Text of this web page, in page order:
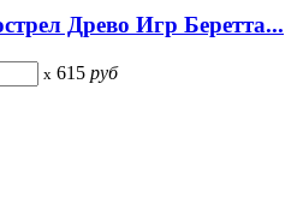
Древо Игр Беретта...
x 615 руб